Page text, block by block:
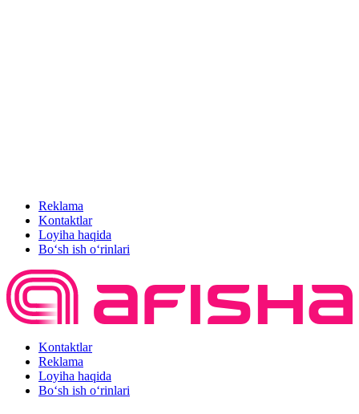
Reklama
Kontaktlar
Loyiha haqida
Bo‘sh ish o‘rinlari
Kontaktlar
Reklama
Loyiha haqida
Bo‘sh ish o‘rinlari